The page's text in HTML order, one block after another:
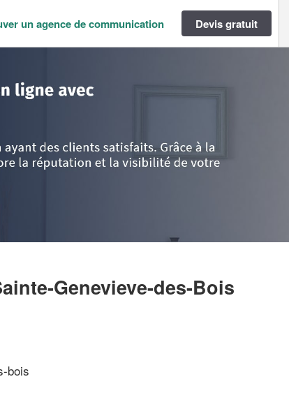
un agence de communication Devis gratuit
Genevieve-des-Bois
bois